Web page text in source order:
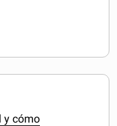
y cómo